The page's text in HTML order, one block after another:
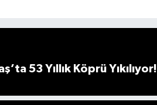
53 Yıllık Köprü Yıkılıyor!